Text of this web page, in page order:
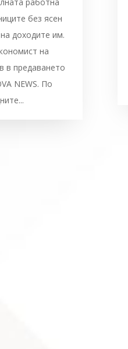
без ясен
доходите им.
на
в предаването
NEWS. По